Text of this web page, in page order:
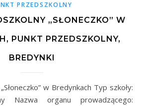
PRZEDSZKOLNY
„SŁONECZKO” W
PUNKT PRZEDSZKOLNY,
BREDYNKI
Nazwa organu prowadzącego: